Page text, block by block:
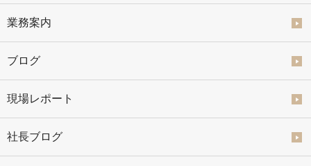
業務案内
ブログ
現場レポート
社長ブログ